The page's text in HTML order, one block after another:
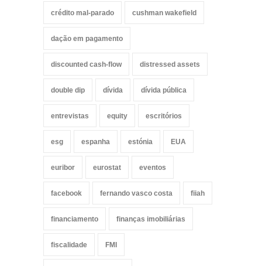
crédito mal-parado cushman wakefield
dação em pagamento
discounted cash-flow distressed assets
double dip dívida dívida pública
entrevistas equity escritórios
esg espanha estónia EUA
euribor eurostat eventos
facebook fernando vasco costa fiiah
financiamento finanças imobiliárias
fiscalidade FMI